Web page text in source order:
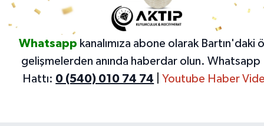
Whatsapp kanalımıza abone olarak Bartın'daki
gelişmelerden anında haberdar olun. Whatsapp
Hattı: 0 (540) 010 74 74 Youtube Haber